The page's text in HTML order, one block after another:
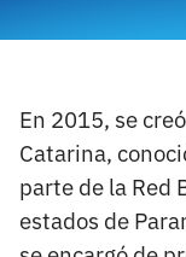
En 2015, se
Catarina,
parte de la Red
estados de